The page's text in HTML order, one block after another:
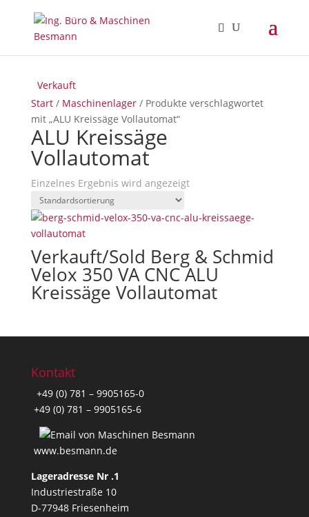
Start/ Maschinenlager/ Produkte verschlagwortet
mit „ALU Kreissäge Vollautomat“
ALU Kreissäge
Vollautomat
Einzelnes Ergebnis wird angezeigt
Verkauft
Verkauft/Sold Berg & Schmid
Velox 350 VA CNC ALU
Kreissäge Vollautomat
Kontakt
+49 (0) 781 – 9905165-0
+49 (0) 781 – 9905165-6
www.besmann.de
Lageradresse Nr .1
Industriestraße 10
D-77948 Friesenheim